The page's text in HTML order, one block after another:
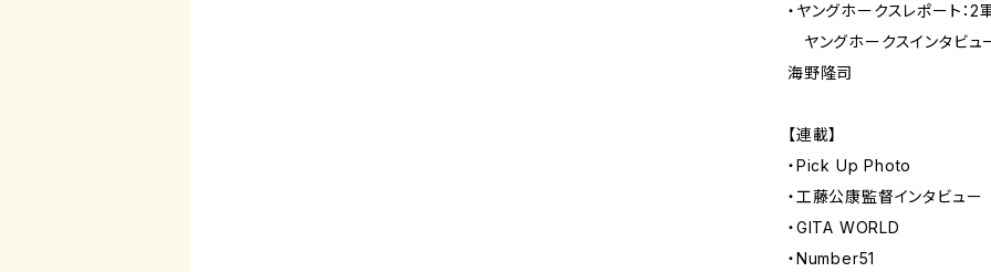
・ヤングホークスレポート：2
ヤングホークスインタビュ
海野隆司
【連載】
・Pick Up Photo
・工藤公康監督インタビュー
・GITA WORLD
・Number51